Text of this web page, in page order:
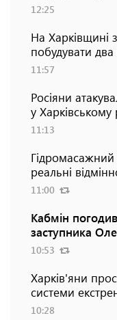
12:25
На Харківщині
побудувати
11:57
Росіяни
у Харківському
11:13
Гідромасажний
реальні
11:00
Кабмін
заступника
10:53
Харків'яни
системи
10:28